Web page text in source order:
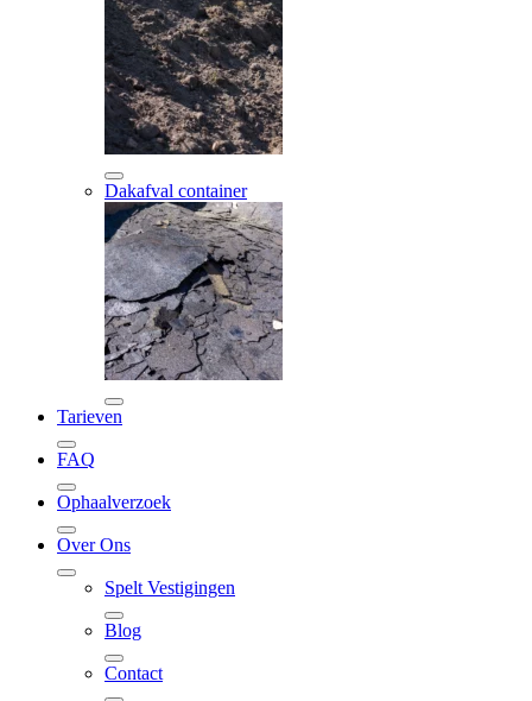
Dakafval container
Tarieven
FAQ
Ophaalverzoek
Over Ons
Spelt Vestigingen
Blog
Contact